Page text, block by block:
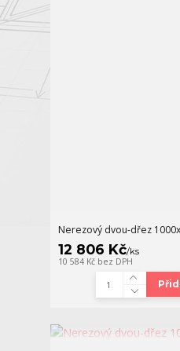
Nerezový dvou-dřez
12 806 Kč/ks
10 584 Kč bez DPH